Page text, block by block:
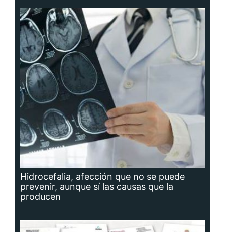
Hidrocefalia, afección que no se puede
prevenir, aunque sí las causas que la
producen